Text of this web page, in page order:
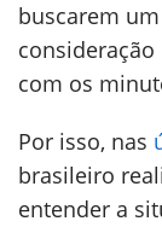
buscarem
com os
Por isso, nas
brasileiro
entender a